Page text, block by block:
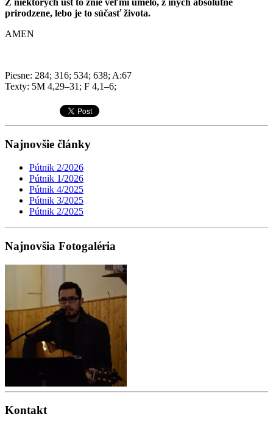
prirodzene, lebo je to súčasť života.
AMEN
Piesne: 284; 316; 534; 638; A:67
Texty: 5M 4,29–31; F 4,1–6;
Najnovšie články
Pútnik 2/2026
Pútnik 1/2026
Pútnik 4/2025
Pútnik 3/2025
Pútnik 2/2025
Najnovšia Fotogaléria
Kontakt